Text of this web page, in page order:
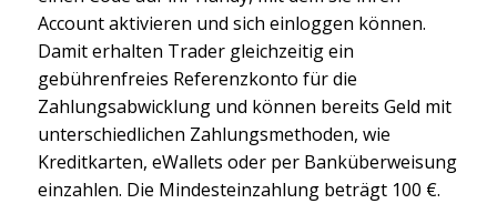
Account aktivieren und sich einloggen können.
Damit erhalten Trader gleichzeitig ein
gebührenfreies Referenzkonto für die
Zahlungsabwicklung und können bereits Geld mit
unterschiedlichen Zahlungsmethoden, wie
Kreditkarten, eWallets oder per Banküberweisung
einzahlen. Die Mindesteinzahlung beträgt 100 €.